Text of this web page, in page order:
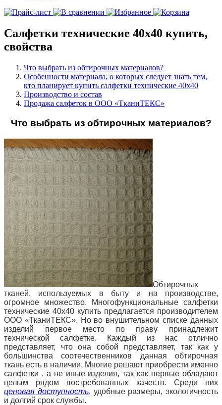
Салфетки технические 40х40 купить,
свойства
Что выбрать из обтирочных материалов?
Особенности материала, о которых следует знать тем,
кто планирует купить салфетки технические 40х40
Производство и состав
Продажа салфеток в ООО «ТканиТЕКС»
Что выбрать из обтирочных материалов?
Обтирочных
тканей, используемых в быту и на производстве,
огромное множество. Многофункциональные салфетки
технические 40х40 купить предлагается производителем
ООО «ТканиТЕКС». Но во внушительном списке данных
изделий первое место по праву принадлежит
технической салфетке. Каждый из нас отлично
представляет, что она собой представляет, так как у
большинства соотечественников данная обтирочная
ткань есть в наличии. Многие решают приобрести именно
салфетки , а не иные изделия, так как первые обладают
целым рядом востребованных качеств. Среди них
ценовая доступность, удобные размеры, экологичность
и долгий срок службы.